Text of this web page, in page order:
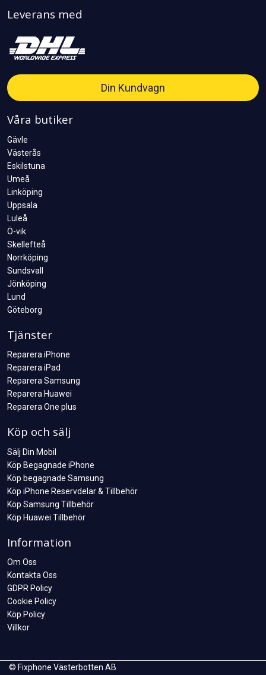
Leverans med
Din Kundvagn
Våra butiker
Gävle
Västerås
Eskilstuna
Umeå
Linköping
Uppsala
Luleå
Ö-vik
Skellefteå
Norrköping
Sundsvall
Jönköping
Lund
Göteborg
Tjänster
Reparera iPhone
Reparera iPad
Reparera Samsung
Reparera Huawei
Reparera One plus
Köp och sälj
Sälj Din Mobil
Köp Begagnade iPhone
Köp begagnade Samsung
Köp iPhone Reservdelar & Tillbehör
Köp Samsung Tillbehör
Köp Huawei Tillbehör
Information
Om Oss
Kontakta Oss
GDPR Policy
Cookie Policy
Köp Policy
Villkor
© Fixphone Västerbotten AB